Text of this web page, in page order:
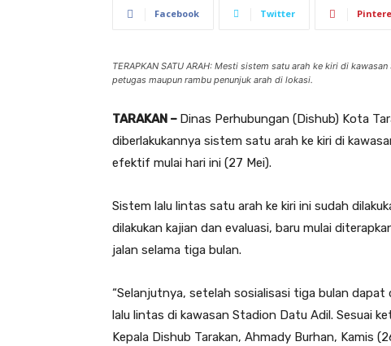
Facebook Twitter
TERAPKAN SATU ARAH: Mesti sistem satu arah ke kiri di
petugas maupun rambu penunjuk arah di lokasi.
TARAKAN – Dinas Perhubungan (Dishub) Kota
diberlakukannya sistem satu arah ke kiri di
efektif mulai hari ini (27 Mei).
Sistem lalu lintas satu arah ke kiri ini sudah
dilakukan kajian dan evaluasi, baru mulai
jalan selama tiga bulan.
“Selanjutnya, setelah sosialisasi tiga bulan
lalu lintas di kawasan Stadion Datu Adil. Sesuai
Kepala Dishub Tarakan, Ahmady Burhan, Kamis